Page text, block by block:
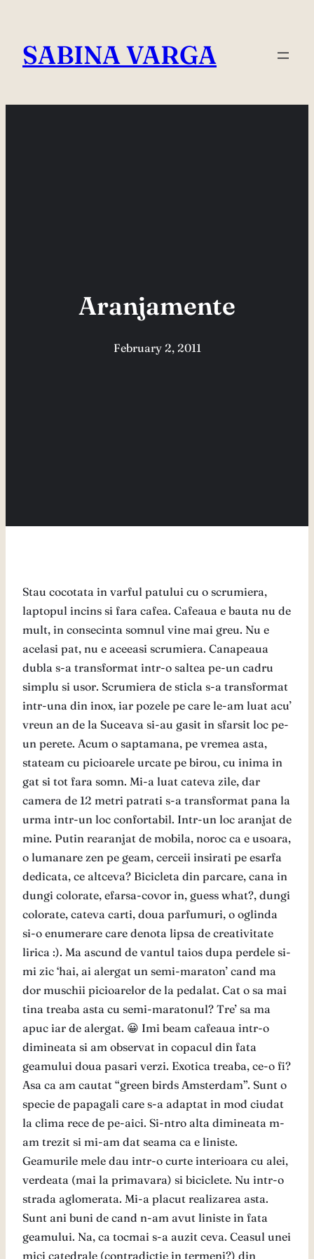
content
SABINA VARGA
Aranjamente
February 2, 2011
Stau cocotata in varful patului cu o scrumiera,
laptopul incins si fara cafea. Cafeaua e bauta nu de
mult, in consecinta somnul vine mai greu. Nu e
acelasi pat, nu e aceeasi scrumiera. Canapeaua
dubla s-a transformat intr-o saltea pe-un cadru
simplu si usor. Scrumiera de sticla s-a transformat
intr-una din inox, iar pozele pe care le-am luat acu’
vreun an de la Suceava si-au gasit in sfarsit loc pe-
un perete. Acum o saptamana, pe vremea asta,
stateam cu picioarele urcate pe birou, cu inima in
gat si tot fara somn. Mi-a luat cateva zile, dar
camera de 12 metri patrati s-a transformat pana la
urma intr-un loc confortabil. Intr-un loc aranjat de
mine. Putin rearanjat de mobila, noroc ca e usoara,
o lumanare zen pe geam, cerceii insirati pe esarfa
dedicata, ce altceva? Bicicleta din parcare, cana in
dungi colorate, efarsa-covor in, guess what?, dungi
colorate, cateva carti, doua parfumuri, o oglinda
si-o enumerare care denota lipsa de creativitate
lirica :). Ma ascund de vantul taios dupa perdele si-
mi zic ‘hai, ai alergat un semi-maraton’ cand ma
dor muschii picioarelor de la pedalat. Cat o sa mai
tina treaba asta cu semi-maratonul? Tre’ sa ma
apuc iar de alergat. 😀 Imi beam cafeaua intr-o
dimineata si am observat in copacul din fata
geamului doua pasari verzi. Exotica treaba, ce-o fi?
Asa ca am cautat “green birds Amsterdam”. Sunt o
specie de papagali care s-a adaptat in mod ciudat
la clima rece de pe-aici. Si-ntro alta dimineata m-
am trezit si mi-am dat seama ca e liniste.
Geamurile mele dau intr-o curte interioara cu alei,
verdeata (mai la primavara) si biciclete. Nu intr-o
strada aglomerata. Mi-a placut realizarea asta.
Sunt ani buni de cand n-am avut liniste in fata
geamului. Na, ca tocmai s-a auzit ceva. Ceasul unei
mici catedrale (contradictie in termeni?) din